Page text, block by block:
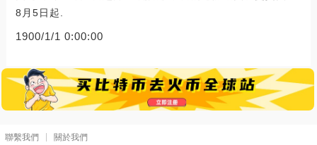
8月5日起.
1900/1/1 0:00:00
聯繫我們 關於我們